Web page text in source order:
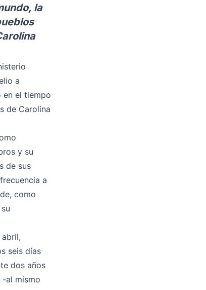
la
a
en el tiempo
de Carolina
y su
de sus
a
como
seis días
dos años
al mismo